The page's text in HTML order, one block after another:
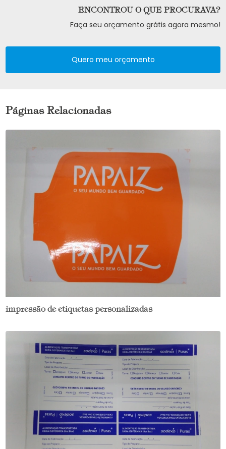
ENCONTROU O QUE PROCURAVA?
Faça seu orçamento grátis agora mesmo!
Quero meu orçamento
Páginas Relacionadas
impressão de etiquetas personalizadas